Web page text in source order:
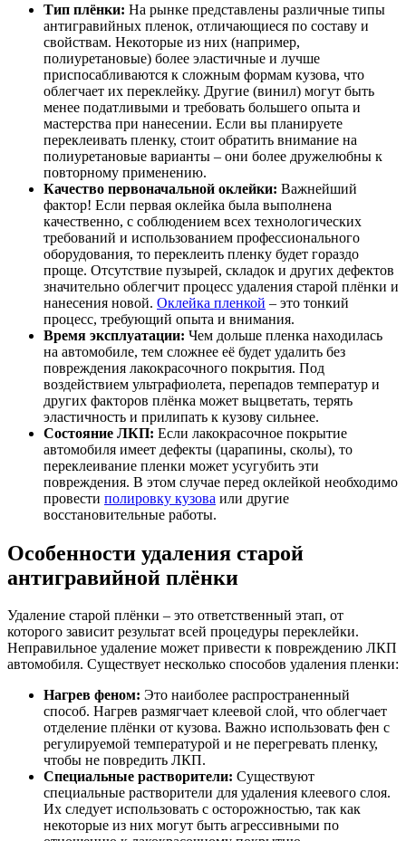
Тип плёнки: На рынке представлены различные типы
антигравийных пленок, отличающиеся по составу и
свойствам. Некоторые из них (например,
полиуретановые) более эластичные и лучше
приспосабливаются к сложным формам кузова, что
облегчает их переклейку. Другие (винил) могут быть
менее податливыми и требовать большего опыта и
мастерства при нанесении. Если вы планируете
переклеивать пленку, стоит обратить внимание на
полиуретановые варианты – они более дружелюбны к
повторному применению.
Качество первоначальной оклейки: Важнейший
фактор! Если первая оклейка была выполнена
качественно, с соблюдением всех технологических
требований и использованием профессионального
оборудования, то переклеить пленку будет гораздо
проще. Отсутствие пузырей, складок и других дефектов
значительно облегчит процесс удаления старой плёнки и
нанесения новой. Оклейка пленкой – это тонкий
процесс, требующий опыта и внимания.
Время эксплуатации: Чем дольше пленка находилась
на автомобиле, тем сложнее её будет удалить без
повреждения лакокрасочного покрытия. Под
воздействием ультрафиолета, перепадов температур и
других факторов плёнка может выцветать, терять
эластичность и прилипать к кузову сильнее.
Состояние ЛКП: Если лакокрасочное покрытие
автомобиля имеет дефекты (царапины, сколы), то
переклеивание пленки может усугубить эти
повреждения. В этом случае перед оклейкой необходимо
провести полировку кузова или другие
восстановительные работы.
Особенности удаления старой
антигравийной плёнки
Удаление старой плёнки – это ответственный этап, от
которого зависит результат всей процедуры переклейки.
Неправильное удаление может привести к повреждению ЛКП
автомобиля. Существует несколько способов удаления пленки:
Нагрев феном: Это наиболее распространенный
способ. Нагрев размягчает клеевой слой, что облегчает
отделение плёнки от кузова. Важно использовать фен с
регулируемой температурой и не перегревать пленку,
чтобы не повредить ЛКП.
Специальные растворители: Существуют
специальные растворители для удаления клеевого слоя.
Их следует использовать с осторожностью, так как
некоторые из них могут быть агрессивными по